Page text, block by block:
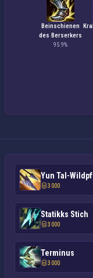
Beinschienen
des Berserkers
95.9%
Yun Tal-
3 000
Statikks Stich
3 000
Terminus
3 000